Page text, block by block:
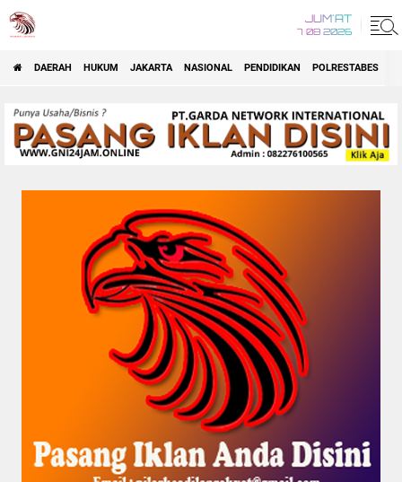
JUM'AT
7 08 2026
DAERAH HUKUM JAKARTA NASIONAL PENDIDIKAN POLRESTABES